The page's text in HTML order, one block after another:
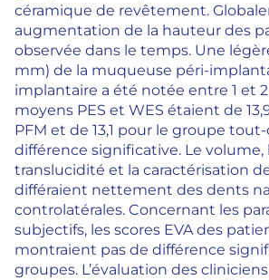
céramique de revêtement.
augmentation de la hauteur des
observée dans le temps. Une
mm) de la muqueuse péri-
implantaire a été notée entre 1 et 2
moyens PES et WES étaient de
PFM et de 13,1 pour le groupe
différence significative. Le volume,
translucidité et la caractérisation
différaient nettement des dents
controlatérales. Concernant les
subjectifs, les scores EVA des
montraient pas de différence
groupes. L’évaluation des